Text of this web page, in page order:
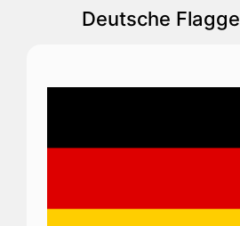
Deutsche Flagge